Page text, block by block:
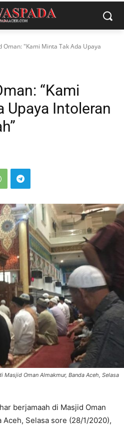
Oman: "Kami Minta Tak Ada Upaya
“Kami
Upaya Intoleran
Masjid Oman Almakmur, Banda Aceh, Selasa
berjamaah di Masjid Oman
Aceh, Selasa sore (28/1/2020),